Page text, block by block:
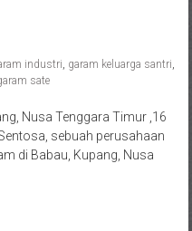
industri, garam keluarga santri,
sate
Nusa Tenggara Timur ,16
sebuah perusahaan
di Babau, Kupang, Nusa